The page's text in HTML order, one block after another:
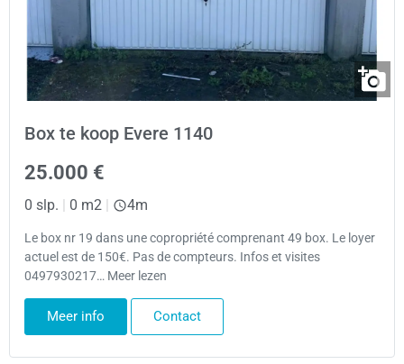
Box te koop Evere 1140
25.000 €
0 slp. | 0 m2 | 4m
Le box nr 19 dans une copropriété comprenant 49 box. Le loyer
actuel est de 150€. Pas de compteurs. Infos et visites
0497930217… Meer lezen
Meer info Contact